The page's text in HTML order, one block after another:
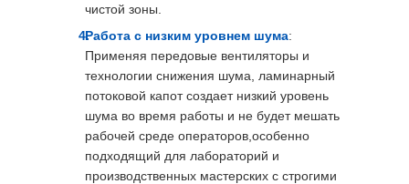
чистой зоны.
Работа с низким уровнем шума:
Применяя передовые вентиляторы и
технологии снижения шума, ламинарный
потоковой капот создает низкий уровень
шума во время работы и не будет мешать
рабочей среде операторов,особенно
подходящий для лабораторий и
производственных мастерских с строгими